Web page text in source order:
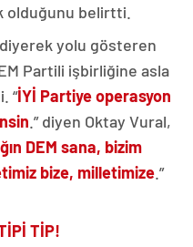
olduğunu belirtti.
diyerek yolu gösteren
Partili işbirliğine asla
“İYİ Partiye operasyon
.” diyen Oktay Vural,
DEM sana, bizim
bize, milletimize .”
TİP!